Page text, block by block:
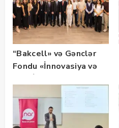
“Bakcell» və Gənclər
Fondu «İnnovasiya və
təqaüd proqramının
qalibləri ilə görüş
keçirib